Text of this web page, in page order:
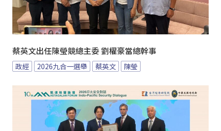
蔡英文出任陳瑩競總主委 劉櫂豪當總幹事
政經 2026九合一選舉 蔡英文 陳瑩